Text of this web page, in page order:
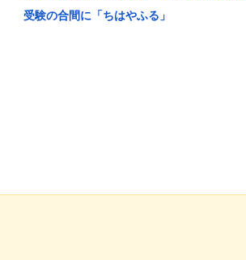
受験の合間に「ちはやふる」